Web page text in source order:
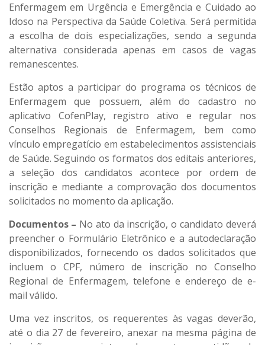
Enfermagem em Urgência e Emergência e Cuidado ao
Idoso na Perspectiva da Saúde Coletiva. Será permitida
a escolha de dois especializações, sendo a segunda
alternativa considerada apenas em casos de vagas
remanescentes.
Estão aptos a participar do programa os técnicos de
Enfermagem que possuem, além do cadastro no
aplicativo CofenPlay, registro ativo e regular nos
Conselhos Regionais de Enfermagem, bem como
vínculo empregatício em estabelecimentos assistenciais
de Saúde. Seguindo os formatos dos editais anteriores,
a seleção dos candidatos acontece por ordem de
inscrição e mediante a comprovação dos documentos
solicitados no momento da aplicação.
Documentos – No ato da inscrição, o candidato deverá
preencher o Formulário Eletrônico e a autodeclaração
disponibilizados, fornecendo os dados solicitados que
incluem o CPF, número de inscrição no Conselho
Regional de Enfermagem, telefone e endereço de e-
mail válido.
Uma vez inscritos, os requerentes às vagas deverão,
até o dia 27 de fevereiro, anexar na mesma página de